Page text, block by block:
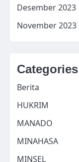
Desember 2023
November 2023
Categories
Berita
HUKRIM
MANADO
MINAHASA
MINSEL